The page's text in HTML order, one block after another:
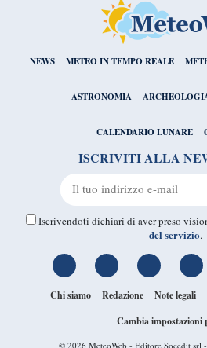
NEWS METEO IN TEMPO REALE
ASTRONOMIA
CALENDARIO LUNARE
ISCRIVITI ALLA
Iscrivendoti dichiari di aver preso
del servizio.
Chi siamo Redazione Note legali
Cambia impostazioni
© 2026 MeteoWeb - Editore Socedit srl